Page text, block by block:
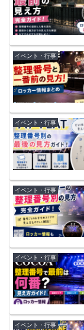
イベント・行事
イベント・行事
イベント・行事
イベント・行事
イベント・行事